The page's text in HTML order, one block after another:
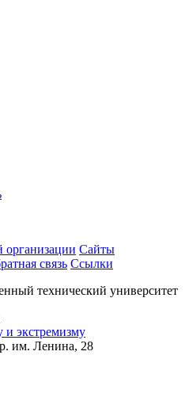
организации Сайты
связь Ссылки
технический университет
и экстремизму
им. Ленина, 28